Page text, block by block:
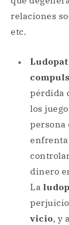
relaciones
etc.
pérdida
los
persona
enfrenta
dinero
La
vicio, y